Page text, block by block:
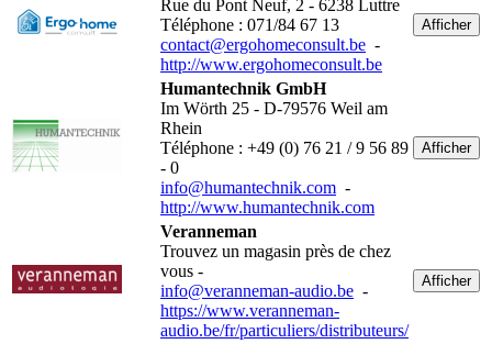
Rue du Pont Neuf, 2 - 6238 Luttre
Téléphone : 071/84 67 13
contact@ergohomeconsult.be -
http://www.ergohomeconsult.be
Afficher
Humantechnik GmbH
Im Wörth 25 - D-79576 Weil am
Rhein
Téléphone : +49 (0) 76 21 / 9 56 89
- 0
info@humantechnik.com -
http://www.humantechnik.com
Afficher
Veranneman
Trouvez un magasin près de chez
vous -
info@veranneman-audio.be -
https://www.veranneman-
audio.be/fr/particuliers/distributeurs/
Afficher